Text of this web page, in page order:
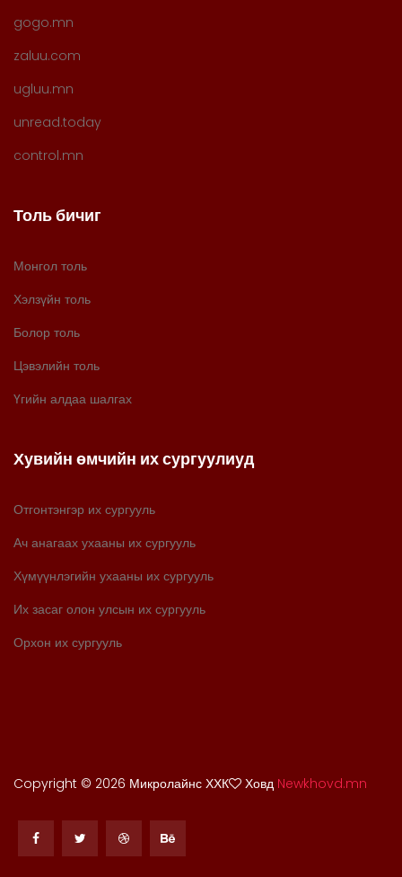
gogo.mn
zaluu.com
ugluu.mn
unread.today
control.mn
Толь бичиг
Монгол толь
Хэлзүйн толь
Болор толь
Цэвэлийн толь
Үгийн алдаа шалгах
Хувийн өмчийн их сургуулиуд
Отгонтэнгэр их сургууль
Ач анагаах ухааны их сургууль
Хүмүүнлэгийн ухааны их сургууль
Их засаг олон улсын их сургууль
Орхон их сургууль
Copyright © 2026 Микролайнс ХХК Ховд Newkhovd.mn